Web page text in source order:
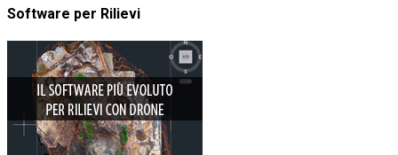
Software per Rilievi